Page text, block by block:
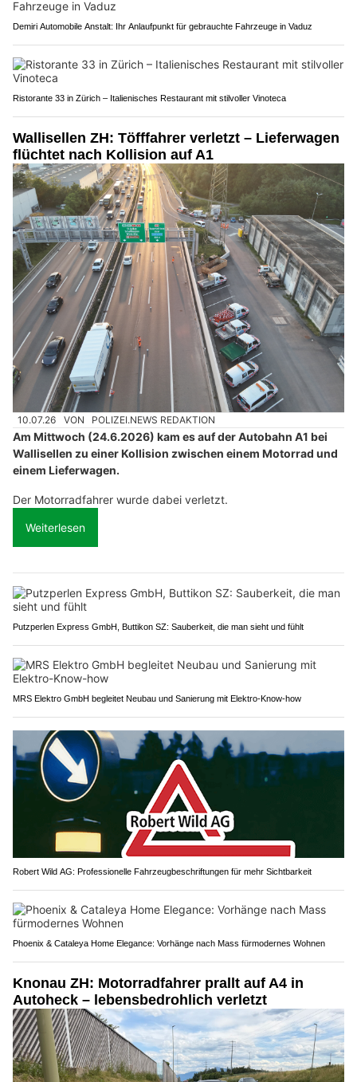
Demiri Automobile Anstalt: Ihr Anlaufpunkt für gebrauchte Fahrzeuge in Vaduz
Ristorante 33 in Zürich – Italienisches Restaurant mit stilvoller Vinoteca
Wallisellen ZH: Töfffahrer verletzt – Lieferwagen
flüchtet nach Kollision auf A1
10.07.26 VON POLIZEI.NEWS REDAKTION
Am Mittwoch (24.6.2026) kam es auf der Autobahn A1 bei
Wallisellen zu einer Kollision zwischen einem Motorrad und
einem Lieferwagen.
Der Motorradfahrer wurde dabei verletzt.
Weiterlesen
Putzperlen Express GmbH, Buttikon SZ: Sauberkeit, die man sieht und fühlt
MRS Elektro GmbH begleitet Neubau und Sanierung mit Elektro-Know-how
Robert Wild AG: Professionelle Fahrzeugbeschriftungen für mehr Sichtbarkeit
Phoenix & Cataleya Home Elegance: Vorhänge nach Mass fürmodernes Wohnen
Knonau ZH: Motorradfahrer prallt auf A4 in
Autoheck – lebensbedrohlich verletzt